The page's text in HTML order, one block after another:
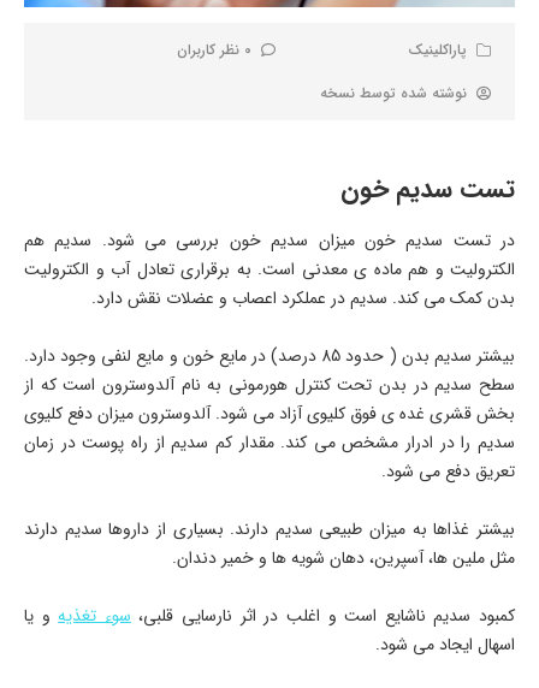
پاراکلینیک
0 نظر کاربران
نوشته شده توسط نسخه
تست سدیم خون
در تست سدیم خون میزان سدیم خون بررسی می شود. سدیم هم
الکترولیت و هم ماده ی معدنی است. به برقراری تعادل آب و الکترولیت
بدن کمک می کند. سدیم در عملکرد اعصاب و عضلات نقش دارد.
بیشتر سدیم بدن ( حدود 85 درصد) در مایع خون و مایع لنفی وجود دارد.
سطح سدیم در بدن تحت کنترل هورمونی به نام آلدوسترون است که از
بخش قشری غده ی فوق کلیوی آزاد می شود. آلدوسترون میزان دفع کلیوی
سدیم را در ادرار مشخص می کند. مقدار کم سدیم از راه پوست در زمان
تعریق دفع می شود.
بیشتر غذاها به میزان طبیعی سدیم دارند. بسیاری از داروها سدیم دارند
مثل ملین ها، آسپرین، دهان شویه ها و خمیر دندان.
کمبود سدیم ناشایع است و اغلب در اثر نارسایی قلبی،سوء تغذیهو یا
اسهال ایجاد می شود.